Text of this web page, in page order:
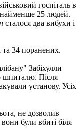
госпіталь в
25 людей.
сталося два вибухи і
та 34 поранених.
Забіхулли
шпиталю. Після
установу. Усіх
не дозволив
були вбиті біля